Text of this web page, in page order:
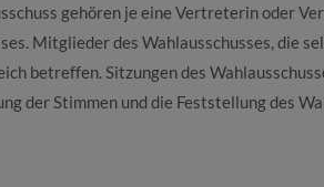
gehören je eine Vertreterin oder
Mitglieder des Wahlausschusses, die
betreffen. Sitzungen des
der Stimmen und die Feststellung des